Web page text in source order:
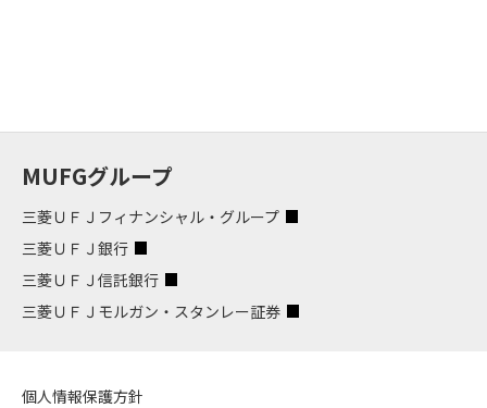
MUFGグループ
三菱ＵＦＪフィナンシャル・グループ
三菱ＵＦＪ銀行
三菱ＵＦＪ信託銀行
三菱ＵＦＪモルガン・スタンレー証券
個人情報保護方針